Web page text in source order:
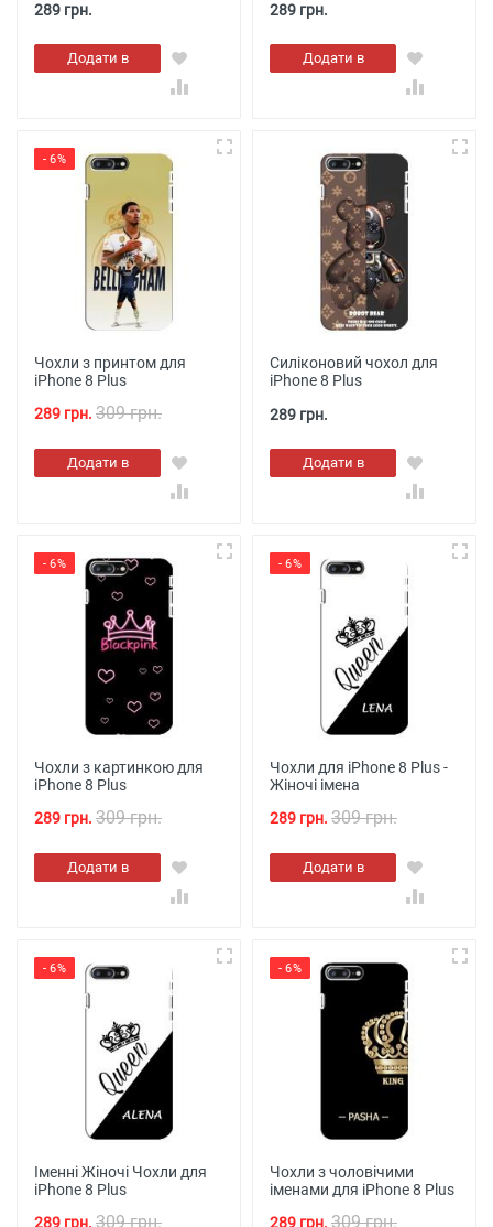
289 грн.
Додати в
кошик
289 грн.
Додати в
кошик
- 6%
Чохли з принтом для
iPhone 8 Plus
289 грн. 309 грн.
Додати в
кошик
Силіконовий чохол для
iPhone 8 Plus
289 грн.
Додати в
кошик
- 6%
Чохли з картинкою для
iPhone 8 Plus
289 грн. 309 грн.
Додати в
кошик
- 6%
Чохли для iPhone 8 Plus -
Жіночі імена
289 грн. 309 грн.
Додати в
кошик
- 6%
Іменні Жіночі Чохли для
iPhone 8 Plus
289 грн. 309 грн.
- 6%
Чохли з чоловічими
іменами для iPhone 8 Plus
289 грн. 309 грн.